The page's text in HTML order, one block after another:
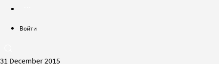
Войти
31 December 2015